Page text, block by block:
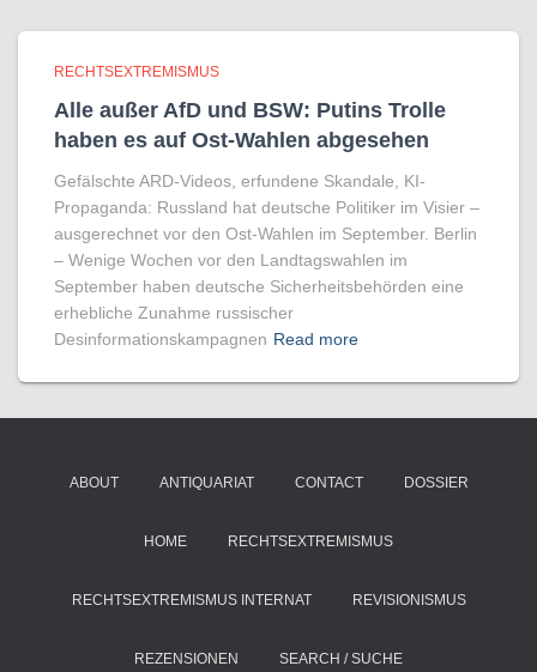
RECHTSEXTREMISMUS
Alle außer AfD und BSW: Putins Trolle
haben es auf Ost-Wahlen abgesehen
Gefälschte ARD-Videos, erfundene Skandale, KI-
Propaganda: Russland hat deutsche Politiker im Visier –
ausgerechnet vor den Ost-Wahlen im September. Berlin
– Wenige Wochen vor den Landtagswahlen im
September haben deutsche Sicherheitsbehörden eine
erhebliche Zunahme russischer
Desinformationskampagnen Read more
ABOUT ANTIQUARIAT CONTACT DOSSIER
HOME RECHTSEXTREMISMUS
RECHTSEXTREMISMUS INTERNAT REVISIONISMUS
REZENSIONEN SEARCH / SUCHE